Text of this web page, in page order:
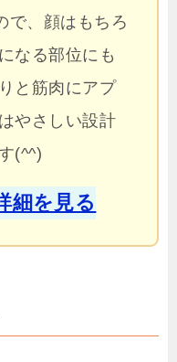
で、顔はもちろ
なる部位にも
と筋肉にアプ
やさしい設計
(^^)
細を見る